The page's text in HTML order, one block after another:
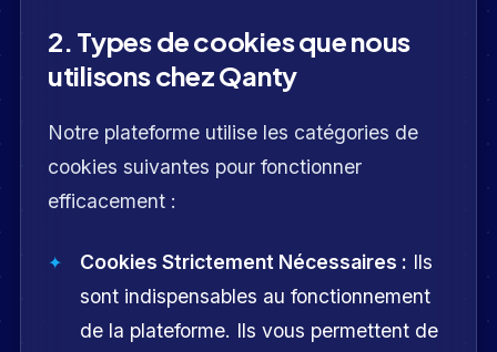
2. Types de cookies que nous
utilisons chez Qanty
Notre plateforme utilise les catégories de
cookies suivantes pour fonctionner
efficacement :
Cookies Strictement Nécessaires : Ils
sont indispensables au fonctionnement
de la plateforme. Ils vous permettent de